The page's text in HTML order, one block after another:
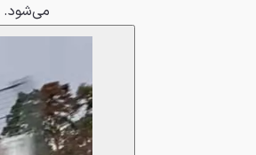
می‌شود.